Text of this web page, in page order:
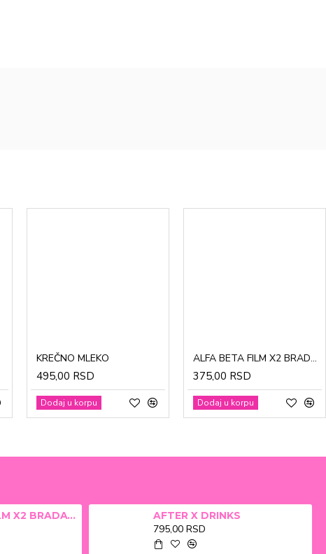
CinkDermin pasta 5g
280,00 RSD
Dodaj u korpu
Mustela Cold krema za lice 40ml
1.370,00 RSD
Dodaj u korpu
KREČNO MLEKO
495,00 RSD
Dodaj u korpu
ALFA BETA FILM X2 BRADAVICE, KURJE OKO 15ml
375,00 RSD
Dodaj u korpu
ALFA BETA FILM X2 BRADAVICE, KURJE OKO 15ml AFTER X DRINKS
795,00 RSD